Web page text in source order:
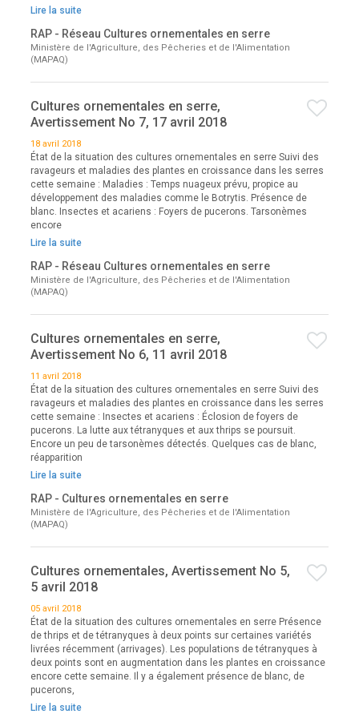
Lire la suite
RAP - Réseau Cultures ornementales en serre
Ministère de l'Agriculture, des Pêcheries et de l'Alimentation
(MAPAQ)
Cultures ornementales en serre,
Avertissement No 7, 17 avril 2018
18 avril 2018
État de la situation des cultures ornementales en serre Suivi des
ravageurs et maladies des plantes en croissance dans les serres
cette semaine : Maladies : Temps nuageux prévu, propice au
développement des maladies comme le Botrytis. Présence de
blanc. Insectes et acariens : Foyers de pucerons. Tarsonèmes
encore
Lire la suite
RAP - Réseau Cultures ornementales en serre
Ministère de l'Agriculture, des Pêcheries et de l'Alimentation
(MAPAQ)
Cultures ornementales en serre,
Avertissement No 6, 11 avril 2018
11 avril 2018
État de la situation des cultures ornementales en serre Suivi des
ravageurs et maladies des plantes en croissance dans les serres
cette semaine : Insectes et acariens : Éclosion de foyers de
pucerons. La lutte aux tétranyques et aux thrips se poursuit.
Encore un peu de tarsonèmes détectés. Quelques cas de blanc,
réapparition
Lire la suite
RAP - Cultures ornementales en serre
Ministère de l'Agriculture, des Pêcheries et de l'Alimentation
(MAPAQ)
Cultures ornementales, Avertissement No 5,
5 avril 2018
05 avril 2018
État de la situation des cultures ornementales en serre Présence
de thrips et de tétranyques à deux points sur certaines variétés
livrées récemment (arrivages). Les populations de tétranyques à
deux points sont en augmentation dans les plantes en croissance
encore cette semaine. Il y a également présence de blanc, de
pucerons,
Lire la suite